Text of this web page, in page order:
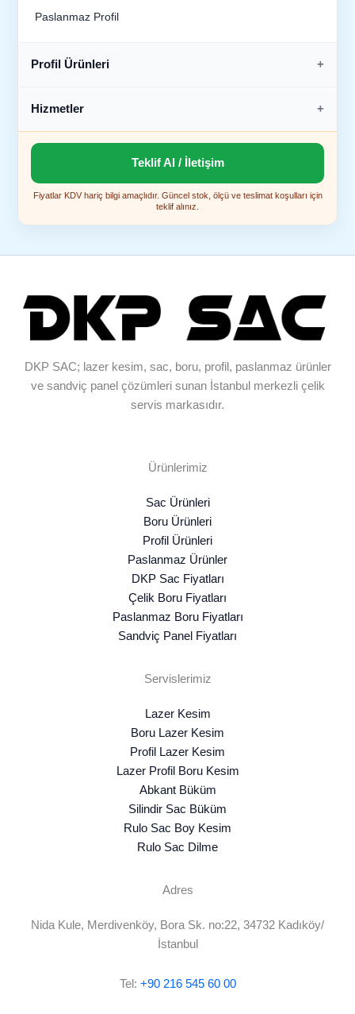
Paslanmaz Profil
Profil Ürünleri
Hizmetler
Teklif Al / İletişim
Fiyatlar KDV hariç bilgi amaçlıdır. Güncel stok, ölçü ve teslimat koşulları için
teklif alınız.
DKP SAC; lazer kesim, sac, boru, profil, paslanmaz ürünler
ve sandviç panel çözümleri sunan İstanbul merkezli çelik
servis markasıdır.
Ürünlerimiz
Sac Ürünleri
Boru Ürünleri
Profil Ürünleri
Paslanmaz Ürünler
DKP Sac Fiyatları
Çelik Boru Fiyatları
Paslanmaz Boru Fiyatları
Sandviç Panel Fiyatları
Servislerimiz
Lazer Kesim
Boru Lazer Kesim
Profil Lazer Kesim
Lazer Profil Boru Kesim
Abkant Büküm
Silindir Sac Büküm
Rulo Sac Boy Kesim
Rulo Sac Dilme
Adres
Nida Kule, Merdivenköy, Bora Sk. no:22, 34732 Kadıköy/
İstanbul
Tel: +90 216 545 60 00